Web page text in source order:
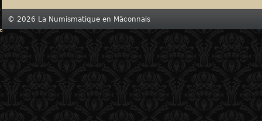
© 2026 La Numismatique en Mâconnais